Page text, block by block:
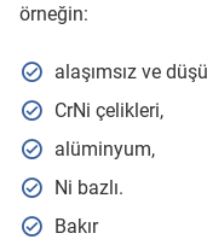
örneğin:
alaşımsız ve
CrNi çelikleri,
alüminyum,
Ni bazlı.
Bakır